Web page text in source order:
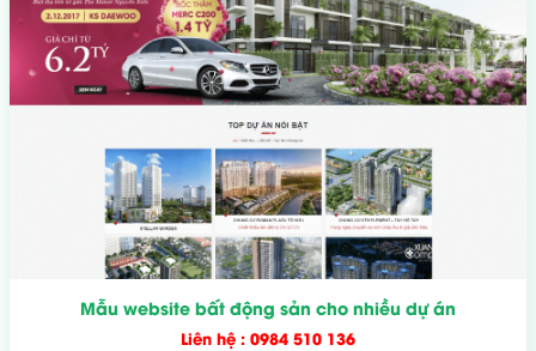
Mẫu website bất động sản cho nhiều dự án
Liên hệ : 0984 510 136